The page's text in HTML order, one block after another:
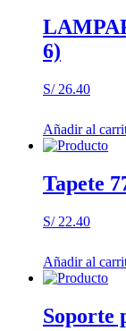
6)
S/26.40
Añadir al
Tapete
S/22.40
Añadir al
Soporte